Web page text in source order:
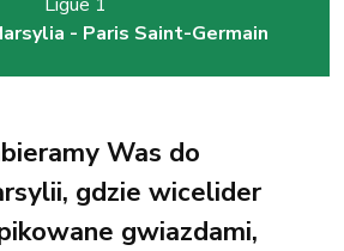
- Paris Saint-Germain
Was do
gdzie wicelider
gwiazdami,